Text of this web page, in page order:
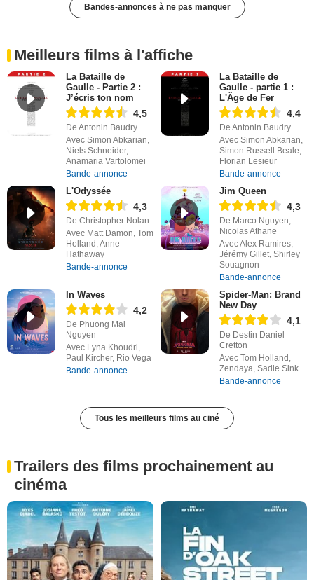
Bandes-annonces à ne pas manquer
Meilleurs films à l'affiche
La Bataille de
Gaulle - Partie 2 :
J’écris ton nom
4,5
De Antonin Baudry
Avec Simon Abkarian,
Niels Schneider,
Anamaria Vartolomei
Bande-annonce
La Bataille de
Gaulle - partie 1 :
L'Âge de Fer
4,4
De Antonin Baudry
Avec Simon Abkarian,
Simon Russell Beale,
Florian Lesieur
Bande-annonce
L'Odyssée
4,3
De Christopher Nolan
Avec Matt Damon, Tom
Holland, Anne
Hathaway
Bande-annonce
Jim Queen
4,3
De Marco Nguyen,
Nicolas Athane
Avec Alex Ramires,
Jérémy Gillet, Shirley
Souagnon
Bande-annonce
In Waves
4,2
De Phuong Mai
Nguyen
Avec Lyna Khoudri,
Paul Kircher, Rio Vega
Bande-annonce
Spider-Man: Brand
New Day
4,1
De Destin Daniel
Cretton
Avec Tom Holland,
Zendaya, Sadie Sink
Bande-annonce
Tous les meilleurs films au ciné
Trailers des films prochainement au
cinéma